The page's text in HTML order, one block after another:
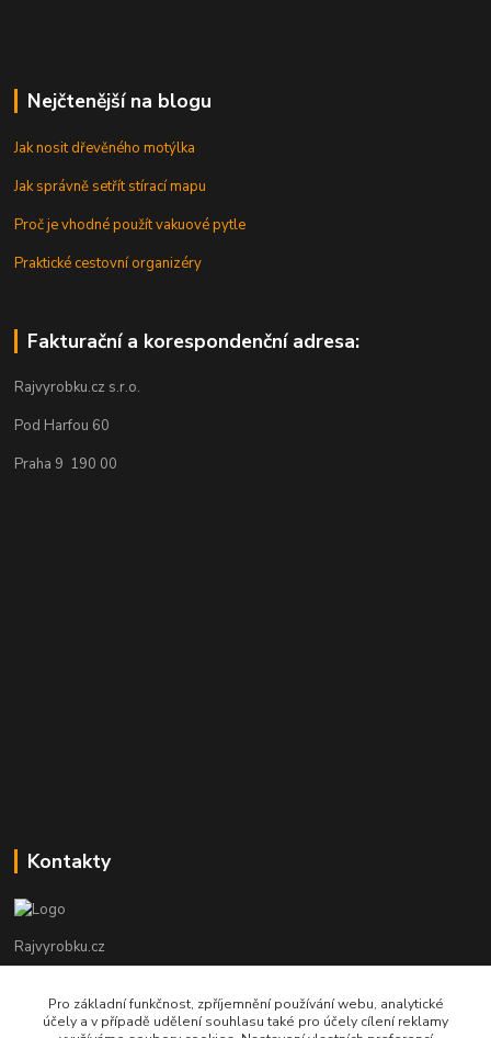
Nejčtenější na blogu
Jak nosit dřevěného motýlka
Jak správně setřít stírací mapu
Proč je vhodné použít vakuové pytle
Praktické cestovní organizéry
Fakturační a korespondenční adresa:
Rajvyrobku.cz s.r.o.
Pod Harfou 60
Praha 9 190 00
Kontakty
Rajvyrobku.cz
+420 735 538 799
Pro základní funkčnost, zpříjemnění používání webu, analytické
účely a v případě udělení souhlasu také pro účely cílení reklamy